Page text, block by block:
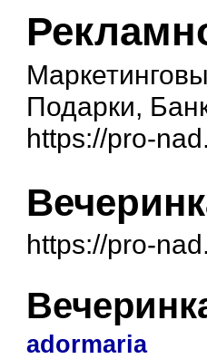
Подарки,
https://pro-
https://pro-
adormaria